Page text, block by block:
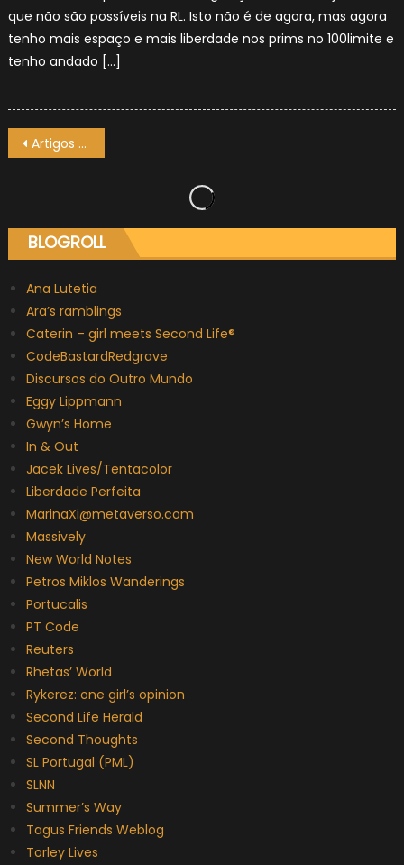
que não são possíveis na RL. Isto não é de agora, mas agora
tenho mais espaço e mais liberdade nos prims no 100limite e
tenho andado […]
Navegação
Artigos mais antigos
BLOGROLL
Ana Lutetia
Ara’s ramblings
Caterin – girl meets Second Life®
CodeBastardRedgrave
Discursos do Outro Mundo
Eggy Lippmann
Gwyn’s Home
In & Out
Jacek Lives/Tentacolor
Liberdade Perfeita
MarinaXi@metaverso.com
Massively
New World Notes
Petros Miklos Wanderings
Portucalis
PT Code
Reuters
Rhetas’ World
Rykerez: one girl’s opinion
Second Life Herald
Second Thoughts
SL Portugal (PML)
SLNN
Summer’s Way
Tagus Friends Weblog
Torley Lives